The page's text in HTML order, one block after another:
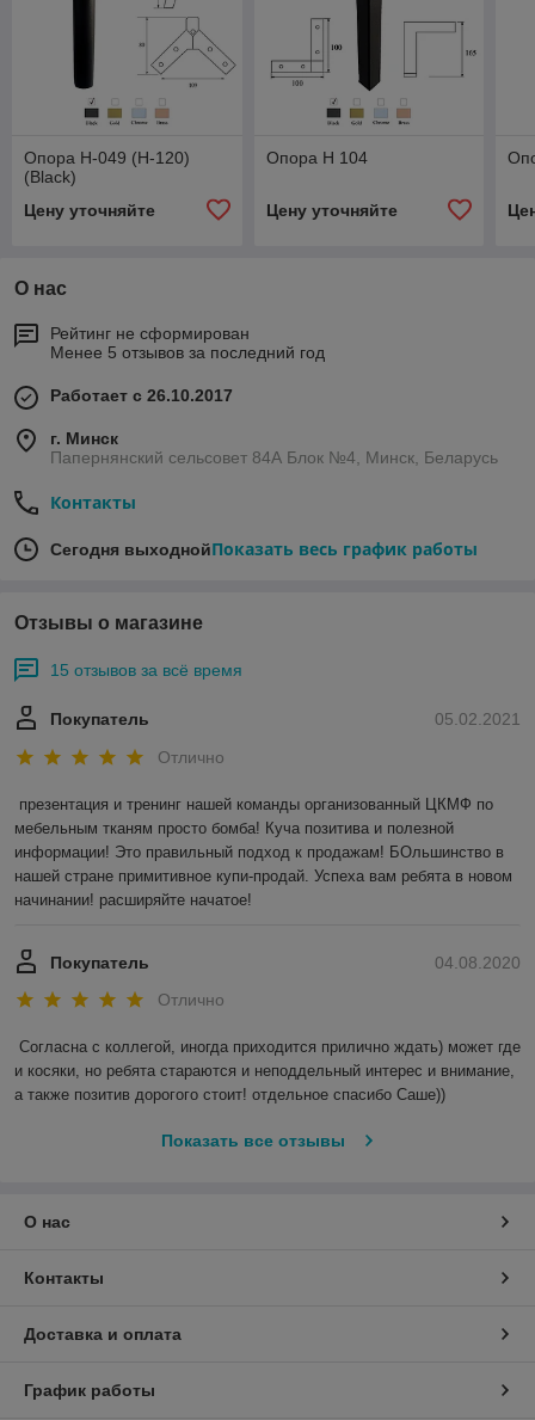
Опора Н-049 (Н-120)
(Black)
Цену уточняйте
Опора Н 104
Цену уточняйте
О нас
Рейтинг не сформирован
Менее 5 отзывов за последний год
Работает с 26.10.2017
г. Минск
Папернянский сельсовет 84А Блок №4, Минск, Беларусь
Контакты
Сегодня выходнойПоказать весь график работы
Отзывы о магазине
15 отзывов за всё время
05.02.2021
Покупатель
Отлично
презентация и тренинг нашей команды организованный ЦКМФ по
мебельным тканям просто бомба! Куча позитива и полезной
информации! Это правильный подход к продажам! БОльшинство в
нашей стране примитивное купи-продай. Успеха вам ребята в новом
начинании! расширяйте начатое!
04.08.2020
Покупатель
Отлично
Согласна с коллегой, иногда приходится прилично ждать) может где
и косяки, но ребята стараются и неподдельный интерес и внимание,
а также позитив дорогого стоит! отдельное спасибо Саше))
Показать все отзывы
О нас
Контакты
Доставка и оплата
График работы